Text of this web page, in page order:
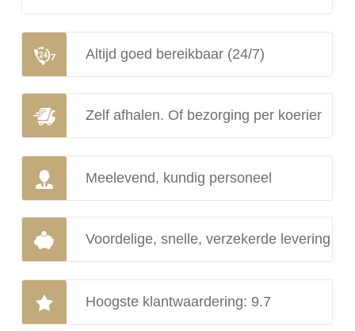
Altijd goed bereikbaar (24/7)
Zelf afhalen. Of bezorging per koerier
Meelevend, kundig personeel
Voordelige, snelle, verzekerde levering
Hoogste klantwaardering: 9.7